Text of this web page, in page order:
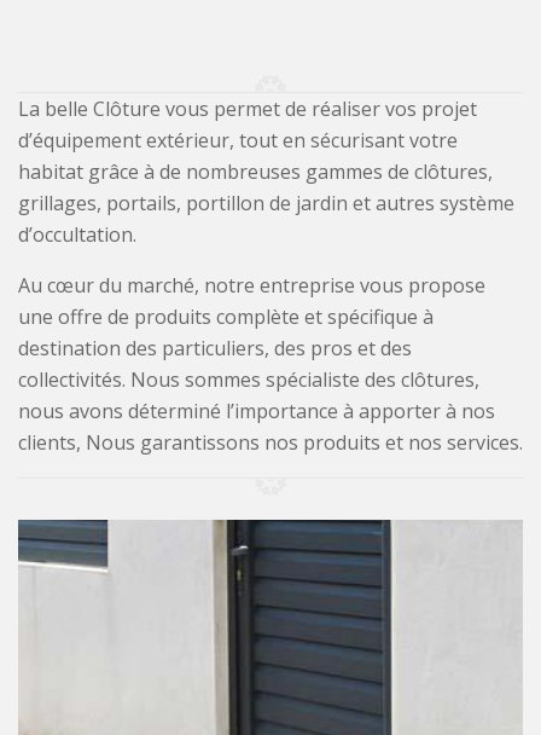
La belle Clôture vous permet de réaliser vos projet
d’équipement extérieur, tout en sécurisant votre
habitat grâce à de nombreuses gammes de clôtures,
grillages, portails, portillon de jardin et autres système
d’occultation.
Au cœur du marché, notre entreprise vous propose
une offre de produits complète et spécifique à
destination des particuliers, des pros et des
collectivités. Nous sommes spécialiste des clôtures,
nous avons déterminé l’importance à apporter à nos
clients, Nous garantissons nos produits et nos services.